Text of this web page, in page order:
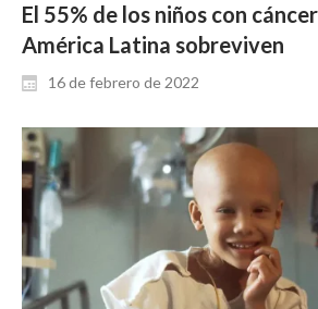
El 55% de los niños con
América Latina sobreviven
16 de febrero de 2022